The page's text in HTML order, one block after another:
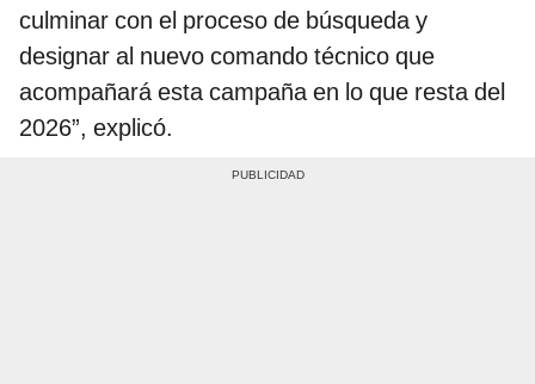
culminar con el proceso de búsqueda y
designar al nuevo comando técnico que
acompañará esta campaña en lo que resta del
2026”, explicó.